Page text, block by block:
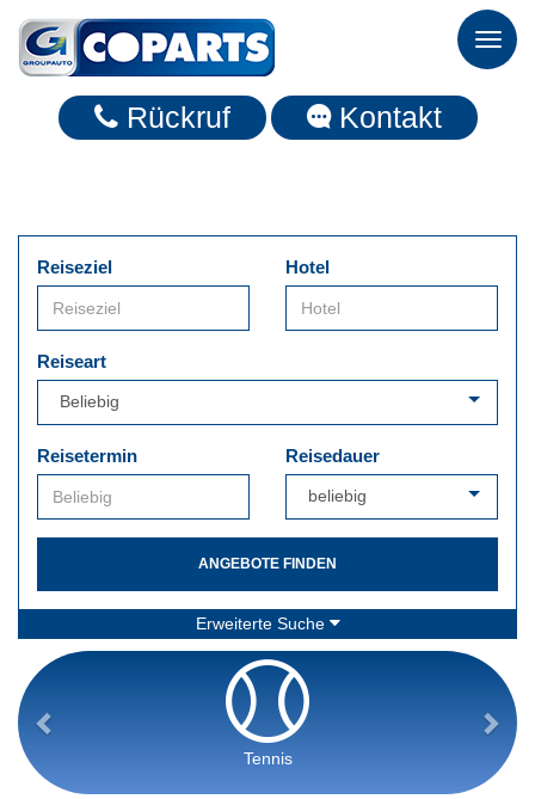
Toggle
Rückruf Kontakt
Reiseziel Hotel
Reiseart
Reisetermin Reisedauer
ANGEBOTE FINDEN
Erweiterte Suche
Tennis